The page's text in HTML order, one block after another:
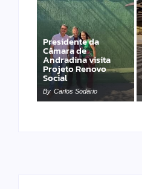
Presidente da
Câmara de
Andradina visita
Projeto Renovo
Social
By Carlos Sodario